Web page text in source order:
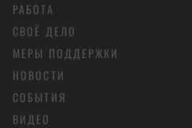
РАБОТА
СВОЁ ДЕЛО
МЕРЫ ПОДДЕРЖКИ
НОВОСТИ
СОБЫТИЯ
ВИДЕО